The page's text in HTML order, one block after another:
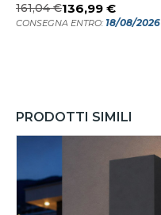
161,04 €136,99 €
CONSEGNA ENTRO: 18/08/2026
PRODOTTI SIMILI